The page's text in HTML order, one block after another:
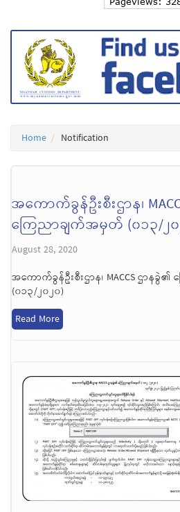
Home Notification
အကောက်ခွန်ဦးစီးဌာန၊
ကြေညာချက်အမှတ် (၀၁၃/၂
August 28, 2020
အကောက်ခွန်ဦးစီးဌာန၊ MACCS ဌာနခွဲ
(၀၁၃/၂၀၂၀)
Read More